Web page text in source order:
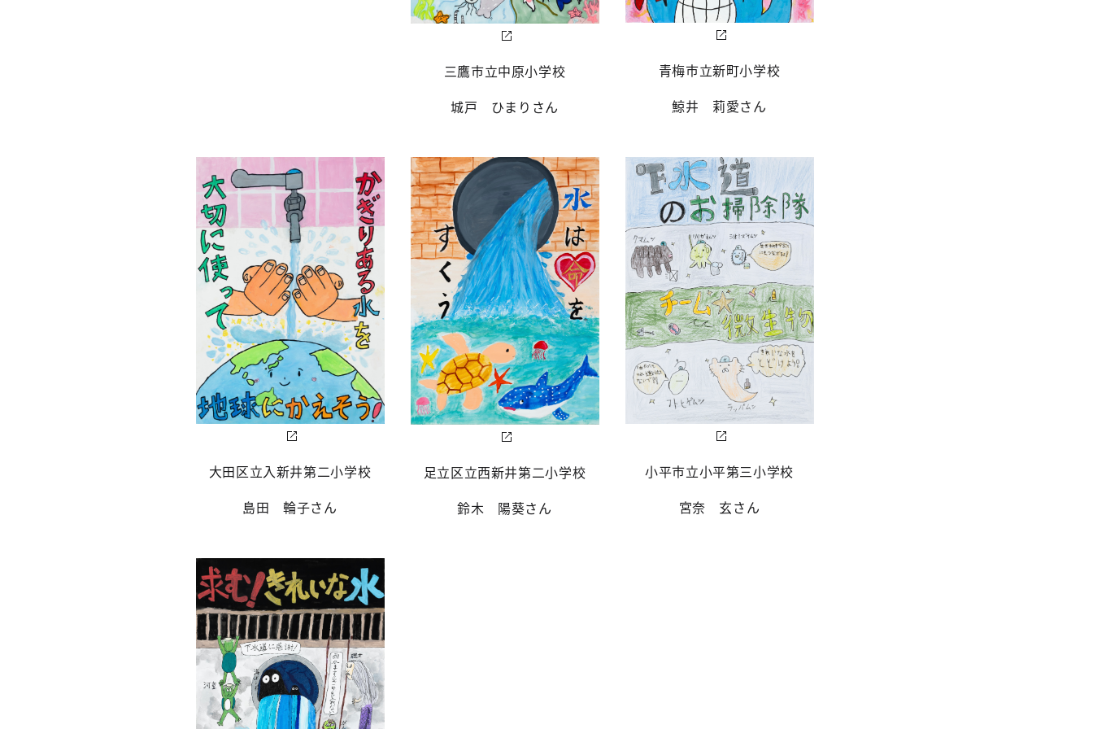
三鷹市立中原小学校
城戸 ひまりさん
青梅市立新町小学校
鯨井 莉愛さん
大田区立入新井第二小学校
島田 輪子さん
足立区立西新井第二小学校
鈴木 陽葵さん
小平市立小平第三小学校
宮奈 玄さん